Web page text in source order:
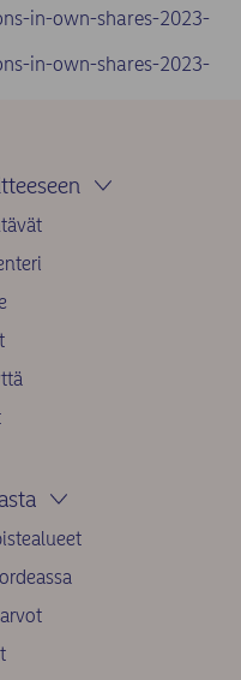
in-own-shares-2023-
in-own-shares-2023-